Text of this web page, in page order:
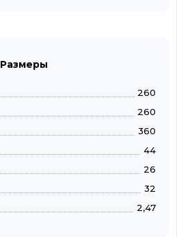
Размеры
260
260
360
44
26
32
2,47